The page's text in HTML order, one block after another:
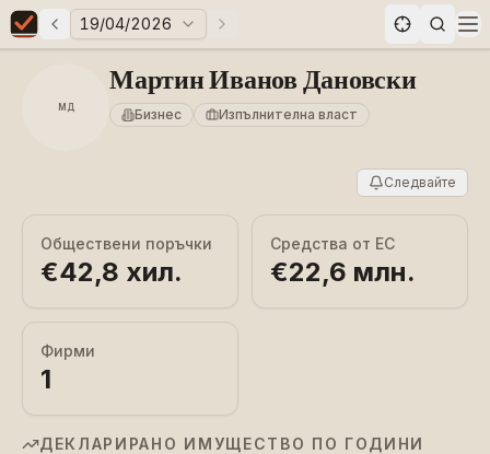
Elections in Bulgaria data statistics
Предни избори
19/04/2026 Следващи избори
МД
Мартин Иванов Дановски
Бизнес Изпълнителна власт
Следвайте
Обществени поръчки
€42,8 хил.
Средства от ЕС
€22,6 млн.
Фирми
1
ДЕКЛАРИРАНО ИМУЩЕСТВО ПО ГОДИНИ